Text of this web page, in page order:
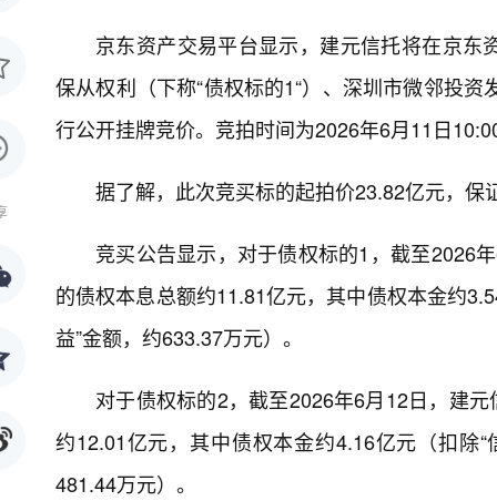
京东资产交易平台显示，建元信托将在京
保从权利（下称“债权标的1“）、深圳市微邻投
行公开挂牌竞价。竞拍时间为2026年6月11日
据了解，此次竞买标的起拍价23.82亿元，
竞买公告显示，对于债权标的1，截至2026
的债权本息总额约11.81亿元，其中债权本金约
益”金额，约633.37万元）。
对于债权标的2，截至2026年6月12日，建
约12.01亿元，其中债权本金约4.16亿元（扣除
481.44万元）。